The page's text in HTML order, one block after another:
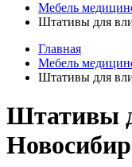
Мебель
Штативы для
Главная
Мебель
Штативы для
Штативы